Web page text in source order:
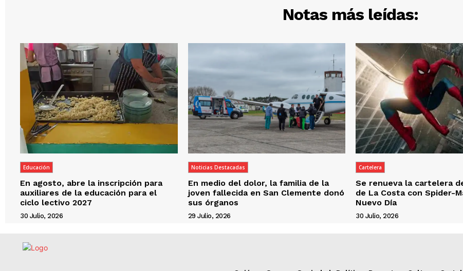
Notas más leídas:
Educación
En agosto, abre la inscripción para
auxiliares de la educación para el
ciclo lectivo 2027
30 Julio, 2026
Noticias Destacadas
En medio del dolor, la familia de la
joven fallecida en San Clemente donó
sus órganos
29 Julio, 2026
Cartelera
Se renueva la cartelera
de La Costa con Spider-
Nuevo Día
30 Julio, 2026